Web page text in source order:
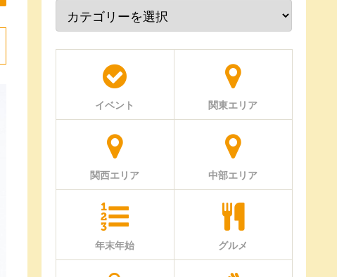
イベント 関東エリア
関西エリア 中部エリア
年末年始 グルメ